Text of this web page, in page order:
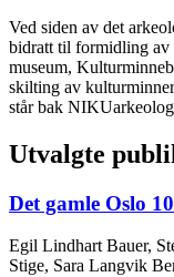
Ved siden av det
bidratt til formidling av
museum,
skilting av
står bak
Utvalgte
Det gamle Oslo
Egil Lindhart Bauer,
Stige, Sara Langvik